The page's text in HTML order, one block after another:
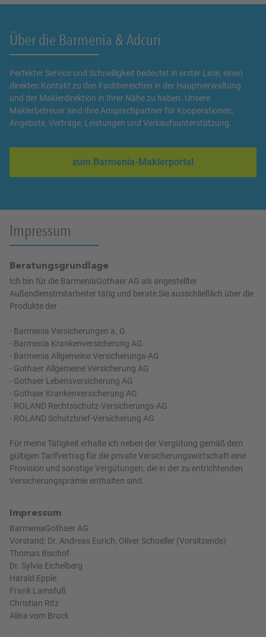
Über die Barmenia & Adcuri
Perfekter Service und Schnelligkeit bedeutet in erster Linie, einen
direkten Kontakt zu den Fachbereichen in der Hauptverwaltung
und der Maklerdirektion in Ihrer Nähe zu haben. Unsere
Maklerbetreuer sind Ihre Ansprechpartner für Kooperationen,
Angebote, Verträge, Leistungen und Verkaufsunterstützung.
zum Barmenia-Maklerportal
Link Opens in New Tab
Impressum
Beratungsgrundlage
Ich bin für die BarmeniaGothaer AG als angestellter
Außendienstmitarbeiter tätig und berate Sie ausschließlich über die
Produkte der
- Barmenia Versicherungen a. G.
- Barmenia Krankenversicherung AG
- Barmenia Allgemeine Versicherungs-AG
- Gothaer Allgemeine Versicherung AG
- Gothaer Lebensversicherung AG
- Gothaer Krankenversicherung AG
- ROLAND Rechtsschutz-Versicherungs-AG
- ROLAND Schutzbrief-Versicherung AG
Für meine Tätigkeit erhalte ich neben der Vergütung gemäß dem
gültigen Tarifvertrag für die private Versicherungswirtschaft eine
Provision und sonstige Vergütungen, die in der zu entrichtenden
Versicherungsprämie enthalten sind.
Impressum
BarmeniaGothaer AG
Vorstand: Dr. Andreas Eurich, Oliver Schoeller (Vorsitzende)
Thomas Bischof
Dr. Sylvia Eichelberg
Harald Epple
Frank Lamsfuß
Christian Ritz
Alina vom Bruck